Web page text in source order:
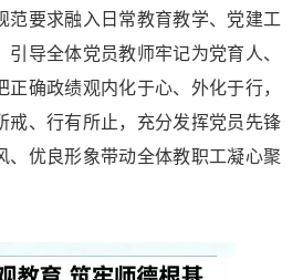
范要求融入日常教育教学、党建工
导全体党员教师牢记为党育人、
正确政绩观内化于心、外化于行，
戒、行有所止，充分发挥党员先锋
、优良形象带动全体教职工凝心聚